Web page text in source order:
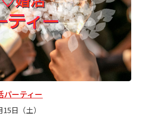
ーティー
日（土）